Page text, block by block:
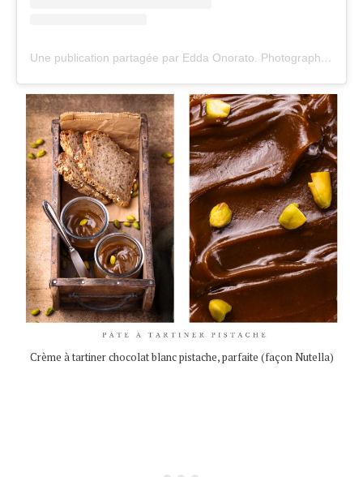
Une publication partagée par Edda Onorato. Photographe culinaire (@undejeunerdesoleil)
Crème à tartiner chocolat blanc pistache, parfaite (façon Nutella)